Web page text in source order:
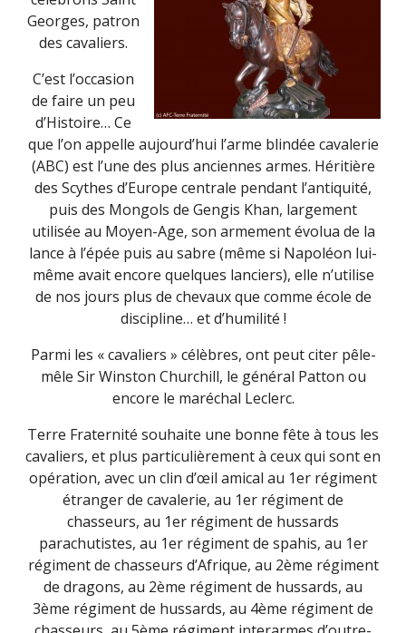
Georges, patron
des cavaliers.
C’est l’occasion
de faire un peu
d’Histoire… Ce
que l’on appelle aujourd’hui l’arme blindée cavalerie
(ABC) est l’une des plus anciennes armes. Héritière
des Scythes d’Europe centrale pendant l’antiquité,
puis des Mongols de Gengis Khan, largement
utilisée au Moyen-Age, son armement évolua de la
lance à l’épée puis au sabre (même si Napoléon lui-
même avait encore quelques lanciers), elle n’utilise
de nos jours plus de chevaux que comme école de
discipline… et d’humilité !
Parmi les « cavaliers » célèbres, ont peut citer pêle-
mêle Sir Winston Churchill, le général Patton ou
encore le maréchal Leclerc.
Terre Fraternité souhaite une bonne fête à tous les
cavaliers, et plus particulièrement à ceux qui sont en
opération, avec un clin d’œil amical au 1er régiment
étranger de cavalerie, au 1er régiment de
chasseurs, au 1er régiment de hussards
parachutistes, au 1er régiment de spahis, au 1er
régiment de chasseurs d’Afrique, au 2ème régiment
de dragons, au 2ème régiment de hussards, au
3ème régiment de hussards, au 4ème régiment de